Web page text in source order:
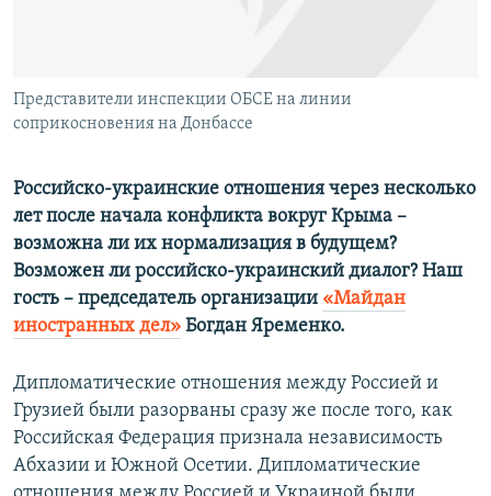
ELIFBE
Представители инспекции ОБСЕ на линии
соприкосновения на Донбассе
Российско-украинские отношения через несколько
лет после начала конфликта вокруг Крыма –
возможна ли их нормализация в будущем?
Возможен ли российско-украинский диалог? Наш
гость – председатель организации «Майдан
иностранных дел» Богдан Яременко.
Дипломатические отношения между Россией и
Грузией были разорваны сразу же после того, как
Российская Федерация признала независимость
Абхазии и Южной Осетии. Дипломатические